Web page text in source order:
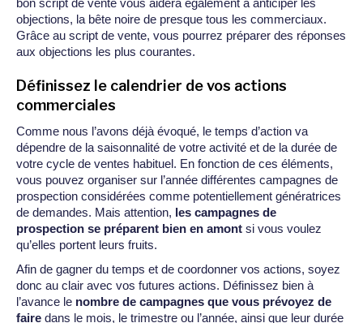
bon script de vente vous aidera également à anticiper les
objections, la bête noire de presque tous les commerciaux.
Grâce au script de vente, vous pourrez préparer des réponses
aux objections les plus courantes.
Définissez le calendrier de vos actions
commerciales
Comme nous l’avons déjà évoqué, le temps d’action va
dépendre de la saisonnalité de votre activité et de la durée de
votre cycle de ventes habituel. En fonction de ces éléments,
vous pouvez organiser sur l’année différentes campagnes de
prospection considérées comme potentiellement génératrices
de demandes. Mais attention, les campagnes de
prospection se préparent bien en amont si vous voulez
qu’elles portent leurs fruits.
Afin de gagner du temps et de coordonner vos actions, soyez
donc au clair avec vos futures actions. Définissez bien à
l’avance le nombre de campagnes que vous prévoyez de
faire dans le mois, le trimestre ou l’année, ainsi que leur durée